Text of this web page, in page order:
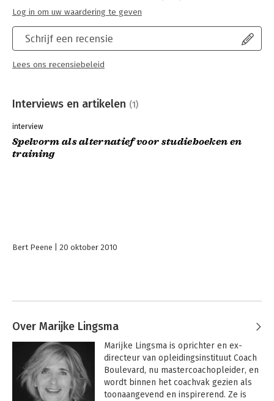
Schrijf een recensie
Lees ons recensiebeleid
Log in om uw waardering te geven
Interviews en artikelen (1)
interview
Spelvorm als alternatief voor studieboeken en
training
Bert Peene 20 oktober 2010
Over Marijke Lingsma
Marijke Lingsma is oprichter en ex-
directeur van opleidingsinstituut Coach
Boulevard, nu mastercoachopleider, en
wordt binnen het coachvak gezien als
toonaangevend en inspirerend. Ze is